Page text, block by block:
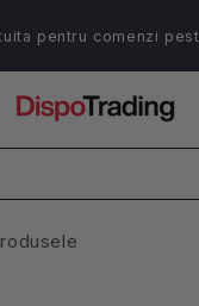
pentru comenzi